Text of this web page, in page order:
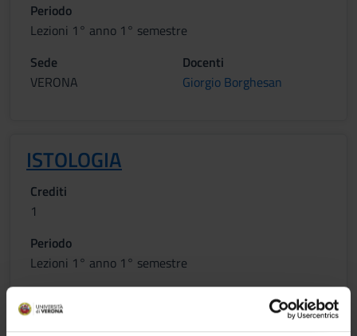
Periodo
Lezioni 1° anno 1° semestre
Sede
VERONA
Docenti
Giorgio Borghesan
ISTOLOGIA
Crediti
1
Periodo
Lezioni 1° anno 1° semestre
VERONA
Marina Bentivoglio